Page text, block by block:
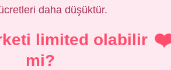
daha düşüktür.
limited olabilir
mi?